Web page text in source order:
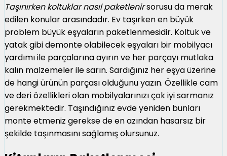
Taşınırken koltuklar nasıl paketlenirsorusu da merak
edilen konular arasındadır. Ev taşırken en büyük
problem büyük eşyaların paketlenmesidir. Koltuk ve
yatak gibi demonte olabilecek eşyaları bir mobilyacı
yardımı ile parçalarına ayırın ve her parçayı mutlaka
kalın malzemeler ile sarın. Sardığınız her eşya üzerine
de hangi ürünün parçası olduğunu yazın. Özellikle cam
ve deri özellikleri olan mobilyalarınızı çok iyi sarmanız
gerekmektedir. Taşındığınız evde yeniden bunları
monte etmeniz gerekse de en azından hasarsız bir
şekilde taşınmasını sağlamış olursunuz.